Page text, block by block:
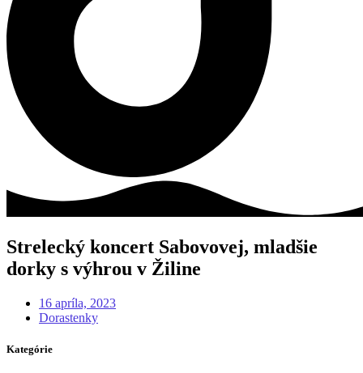
Strelecký koncert Sabovovej, mladšie
dorky s výhrou v Žiline
16 apríla, 2023
Dorastenky
Kategórie